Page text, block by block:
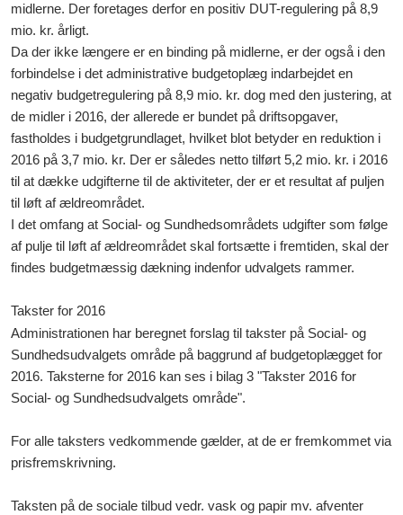
midlerne. Der foretages derfor en positiv DUT-regulering på 8,9
mio. kr. årligt.
Da der ikke længere er en binding på midlerne, er der også i den
forbindelse i det administrative budgetoplæg indarbejdet en
negativ budgetregulering på 8,9 mio. kr. dog med den justering, at
de midler i 2016, der allerede er bundet på driftsopgaver,
fastholdes i budgetgrundlaget, hvilket blot betyder en reduktion i
2016 på 3,7 mio. kr. Der er således netto tilført 5,2 mio. kr. i 2016
til at dække udgifterne til de aktiviteter, der er et resultat af puljen
til løft af ældreområdet.
I det omfang at Social- og Sundhedsområdets udgifter som følge
af pulje til løft af ældreområdet skal fortsætte i fremtiden, skal der
findes budgetmæssig dækning indenfor udvalgets rammer.
Takster for 2016
Administrationen har beregnet forslag til takster på Social- og
Sundhedsudvalgets område på baggrund af budgetoplægget for
2016. Taksterne for 2016 kan ses i bilag 3 "Takster 2016 for
Social- og Sundhedsudvalgets område".
For alle taksters vedkommende gælder, at de er fremkommet via
prisfremskrivning.
Taksten på de sociale tilbud vedr. vask og papir mv. afventer